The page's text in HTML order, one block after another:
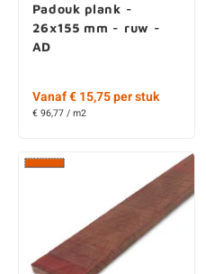
Padouk plank -
26x155 mm - ruw -
AD
Vanaf € 15,75 per stuk
€ 96,77 / m2